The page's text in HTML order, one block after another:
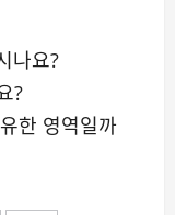
나요?
?
한 영역일까